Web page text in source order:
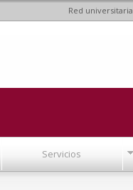
Red universitaria
Servicios